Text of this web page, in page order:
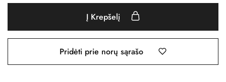
Į Krepšelį
Pridėti prie norų sąrašo